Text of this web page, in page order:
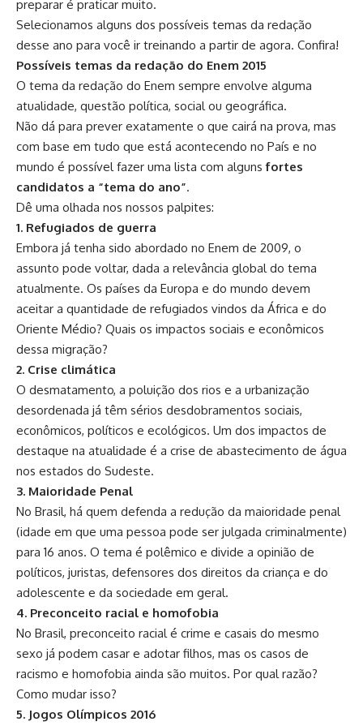
preparar é praticar muito.
Selecionamos alguns dos possíveis temas da redação
desse ano para você ir treinando a partir de agora. Confira!
Possíveis temas da redação do Enem 2015
O tema da redação do Enem sempre envolve alguma
atualidade, questão política, social ou geográfica.
Não dá para prever exatamente o que cairá na prova, mas
com base em tudo que está acontecendo no País e no
mundo é possível fazer uma lista com algunsfortes
candidatos a “tema do ano”.
Dê uma olhada nos nossos palpites:
1. Refugiados de guerra
Embora já tenha sido abordado no Enem de 2009, o
assunto pode voltar, dada a relevância global do tema
atualmente. Os países da Europa e do mundo devem
aceitar a quantidade de refugiados vindos da África e do
Oriente Médio? Quais os impactos sociais e econômicos
dessa migração?
2. Crise climática
O desmatamento, a poluição dos rios e a urbanização
desordenada já têm sérios desdobramentos sociais,
econômicos, políticos e ecológicos. Um dos impactos de
destaque na atualidade é a crise de abastecimento de água
nos estados do Sudeste.
3. Maioridade Penal
No Brasil, há quem defenda a redução da maioridade penal
(idade em que uma pessoa pode ser julgada criminalmente)
para 16 anos. O tema é polêmico e divide a opinião de
políticos, juristas, defensores dos direitos da criança e do
adolescente e da sociedade em geral.
4. Preconceito racial e homofobia
No Brasil, preconceito racial é crime e casais do mesmo
sexo já podem casar e adotar filhos, mas os casos de
racismo e homofobia ainda são muitos. Por qual razão?
Como mudar isso?
5. Jogos Olímpicos 2016